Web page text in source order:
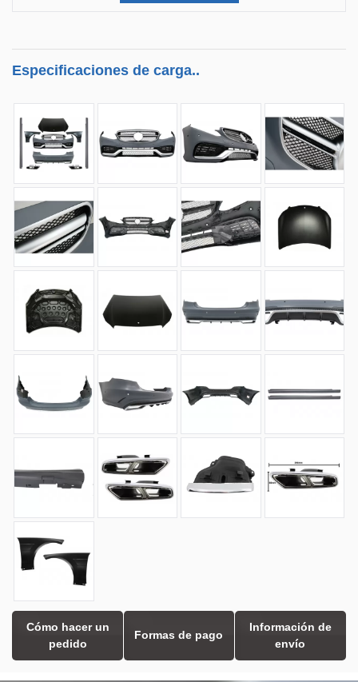
Especificaciones de carga..
Cómo hacer un
pedido
Formas de pago
Información de
envío